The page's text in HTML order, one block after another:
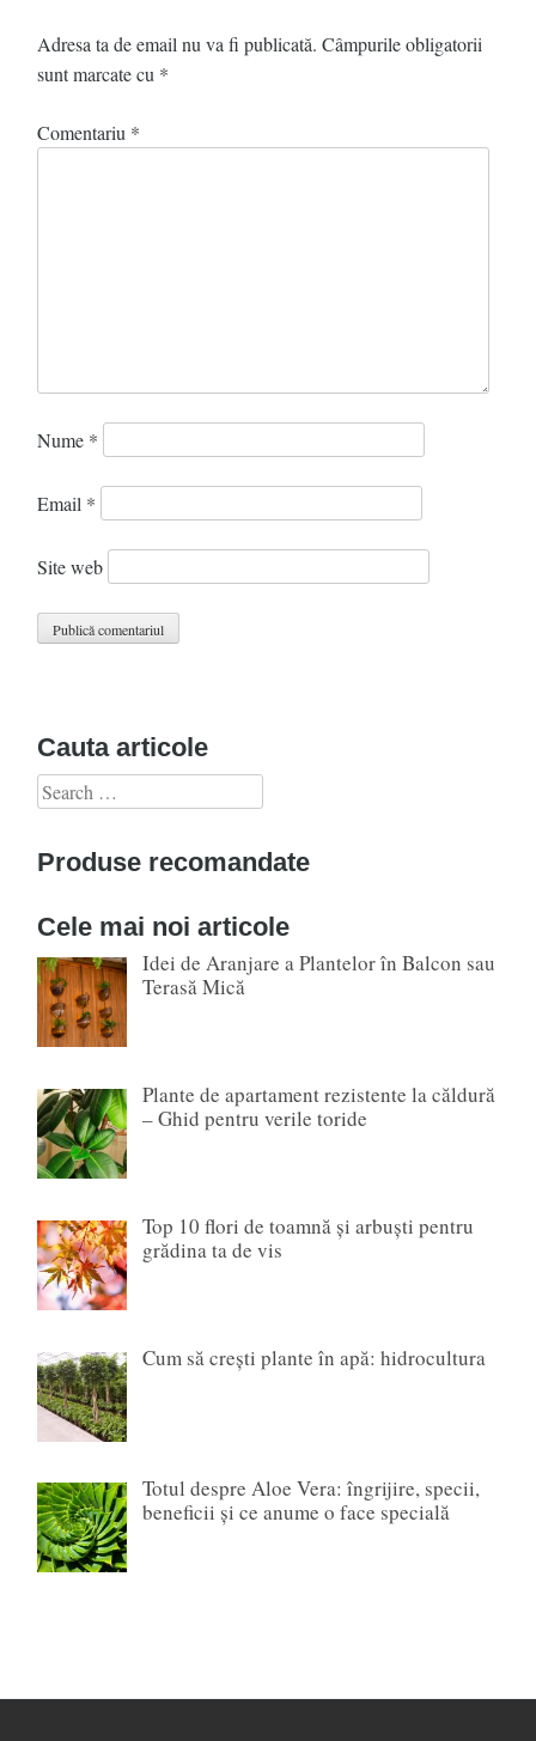
Adresa ta de email nu va fi publicată. Câmpurile obligatorii
sunt marcate cu *
Comentariu *
Nume *
Email *
Site web
Cauta articole
Search
Produse recomandate
Cele mai noi articole
Idei de Aranjare a Plantelor în Balcon sau
Terasă Mică
Plante de apartament rezistente la căldură
– Ghid pentru verile toride
Top 10 flori de toamnă și arbuști pentru
grădina ta de vis
Cum să crești plante în apă: hidrocultura
Totul despre Aloe Vera: îngrijire, specii,
beneficii și ce anume o face specială